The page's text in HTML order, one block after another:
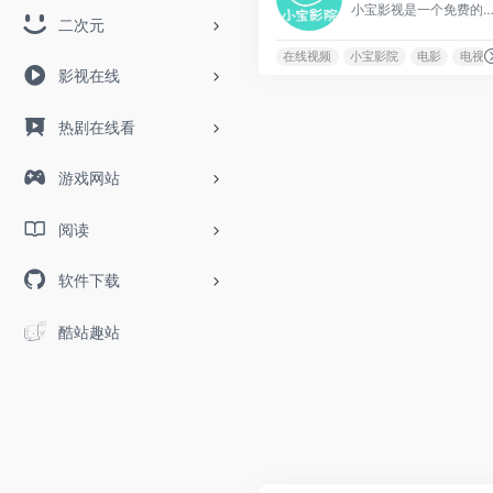
二次元
影视在线
热剧在线看
游戏网站
阅读
软件下载
酷站趣站
小宝影视是一个免费的在线视频观看平台，而且它的视频种类和内容也比较多，可以满足很多用户的不同视频需要
在线视频 小宝影院 电影 电视